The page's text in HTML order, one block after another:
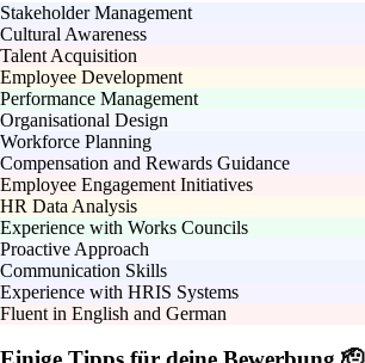
Stakeholder Management
Cultural Awareness
Talent Acquisition
Employee Development
Performance Management
Organisational Design
Workforce Planning
Compensation and Rewards Guidance
Employee Engagement Initiatives
HR Data Analysis
Experience with Works Councils
Proactive Approach
Communication Skills
Experience with HRIS Systems
Fluent in English and German